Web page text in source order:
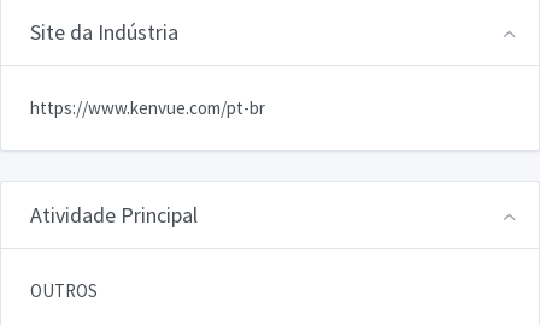
Site da Indústria
https://www.kenvue.com/pt-br
Atividade Principal
OUTROS